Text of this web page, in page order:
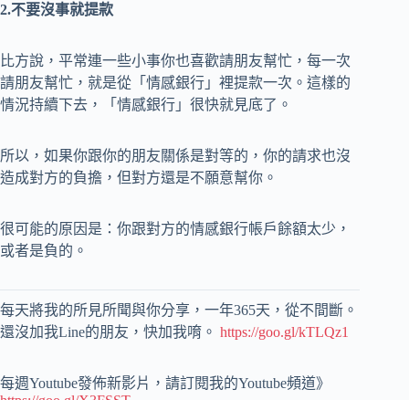
2.不要沒事就提款
比方說，平常連一些小事你也喜歡請朋友幫忙，每一次
請朋友幫忙，就是從「情感銀行」裡提款一次。這樣的
情況持續下去，「情感銀行」很快就見底了。
所以，如果你跟你的朋友關係是對等的，你的請求也沒
造成對方的負擔，但對方還是不願意幫你。
很可能的原因是：你跟對方的情感銀行帳戶餘額太少，
或者是負的。
每天將我的所見所聞與你分享，一年365天，從不間斷。
還沒加我Line的朋友，快加我唷。 https://goo.gl/kTLQz1
每週Youtube發佈新影片，請訂閱我的Youtube頻道》